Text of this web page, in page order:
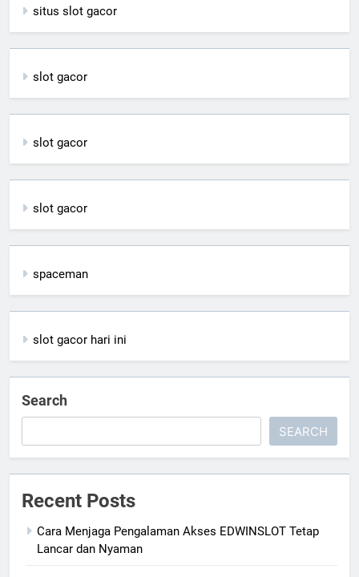
situs slot gacor
slot gacor
slot gacor
slot gacor
spaceman
slot gacor hari ini
Search
SEARCH
Recent Posts
Cara Menjaga Pengalaman Akses EDWINSLOT Tetap
Lancar dan Nyaman